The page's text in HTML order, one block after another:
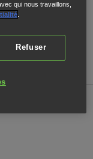
qui nous travaillons,
Refuser